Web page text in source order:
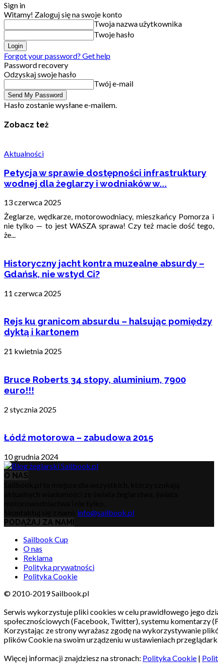
Sign in
Witamy! Zaloguj się na swoje konto
Twoja nazwa użytkownika
Twoje hasło
Forgot your password? Get help
Password recovery
Odzyskaj swoje hasło
Twój e-mail
Hasło zostanie wysłane e-mailem.
Zobacz też
Aktualności
Petycja w sprawie dostępności infrastruktury
wodnej dla żeglarzy i wodniaków w...
13 czerwca 2025
Żeglarze, wędkarze, motorowodniacy, mieszkańcy Pomorza i
nie tylko — to jest WASZA sprawa! Czy też macie dość tego,
że...
Historyczny jacht kontra muzealne absurdy –
Gdańsk, nie wstyd Ci?
11 czerwca 2025
Rejs ku granicom absurdu – halsując pomiędzy
dyktą i kartonem
21 kwietnia 2025
Bruce Roberts 34 stopy, aluminium, 7900
euro!!!
2 stycznia 2025
Łódź motorowa – zabudowa 2015
10 grudnia 2024
O NAS
info@sailbook.pl
PODĄŻAJ ZA NAMI
Sailbook Cup
O nas
Reklama
Polityka prywatności
Polityka Cookie
© 2010-2019 Sailbook.pl
Serwis wykorzystuje pliki cookies w celu prawidłowego jego
społecznościowych (Facebook, Twitter), systemu komentarzy
Korzystając ze strony wyrażasz zgodę na wykorzystywanie
plików Cookie na swoim urządzeniu w ustawieniach
Więcej informacji znajdziesz na stronach: Polityka Cookie |